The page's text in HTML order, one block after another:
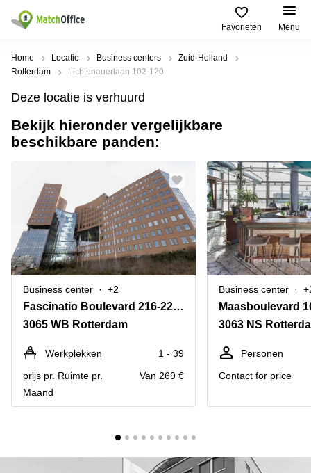
Favorieten Menu
Huren / Verhuren
Productpagina's
Kantoorruimten
Business
Flexplekken
Coworking
Spaces
Vergaderruimten
Virtueel
Kantoor
Bedrijfsruimte
Populaire
Steden
Alkmaar
Amsterdam
Westpoort
Bergen
op
Zoom
Amersfoort
Breda
Hengelo
Hilversum
Hoofddorp
Deventer
Populaire
zoekopdrachten
Kantoorruimte
in Breda
huren
Bergen
op
Zoom
Kantoor
huren
Tiel
Kantoor
huren
Reeuwijk
Business
Arnhem
Help
Over ons
Huurprijs
Log in
Home Locatie Business centers
Zuid-Holland
Rotterdam
Lichtenauerlaan 102-120
Deze locatie is verhuurd
Bekijk hieronder vergelijkbare
beschikbare panden:
Business center +2
Fascinatio Boulevard 216-220,Rotterdam The Mark
3065 WB Rotterdam
Werkplekken
1 - 39
prijs pr. Ruimte pr.
Maand
Van 269 €
Business center
Maasboulevard
3063 NS
Personen
Contact for price